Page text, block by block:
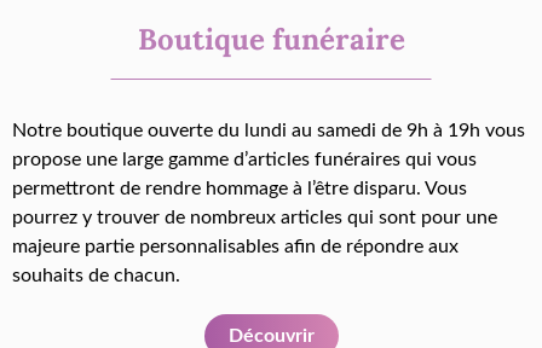
Boutique funéraire
Notre boutique ouverte du lundi au samedi de 9h à 19h vous
propose une large gamme d’articles funéraires qui vous
permettront de rendre hommage à l’être disparu. Vous
pourrez y trouver de nombreux articles qui sont pour une
majeure partie personnalisables afin de répondre aux
souhaits de chacun.
Découvrir